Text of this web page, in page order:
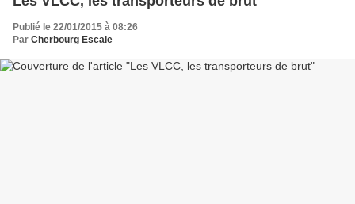
Publié le 22/01/2015 à 08:26
Par Cherbourg Escale